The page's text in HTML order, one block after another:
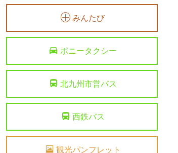
みんたび
ポニータクシー
北九州市営バス
西鉄バス
観光パンフレット